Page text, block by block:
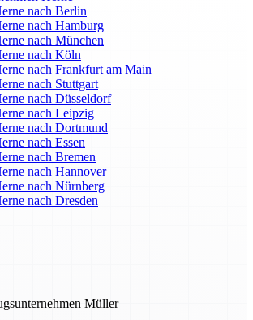
nach Berlin
nach Hamburg
nach München
nach Köln
nach Frankfurt am Main
nach Stuttgart
nach Düsseldorf
nach Leipzig
nach Dortmund
nach Essen
nach Bremen
nach Hannover
nach Nürnberg
nach Dresden
Müller